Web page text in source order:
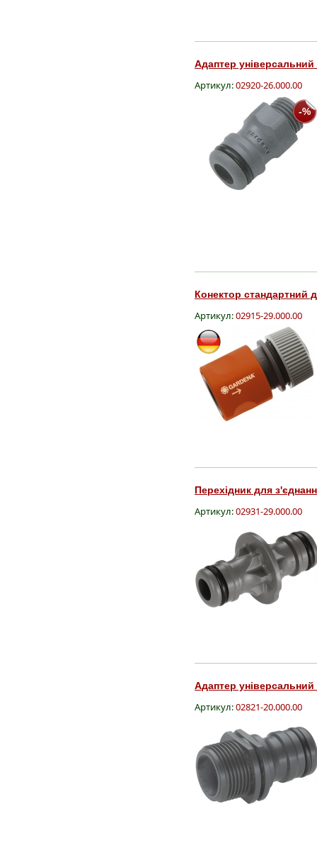
Адаптер
Артикул:02920-26.000.00
-%
Конектор стандартний
Артикул:02915-29.000.00
Перехідник для
Артикул:02931-29.000.00
Адаптер
Артикул:02821-20.000.00